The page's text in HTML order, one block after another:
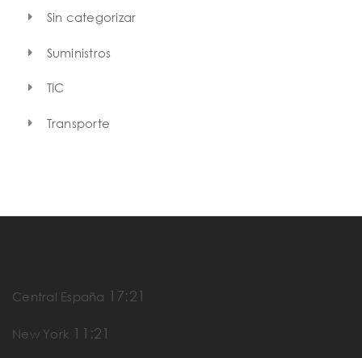
Sin categorizar
Suministros
TIC
Transporte
Central España 17:21
New York 11:21